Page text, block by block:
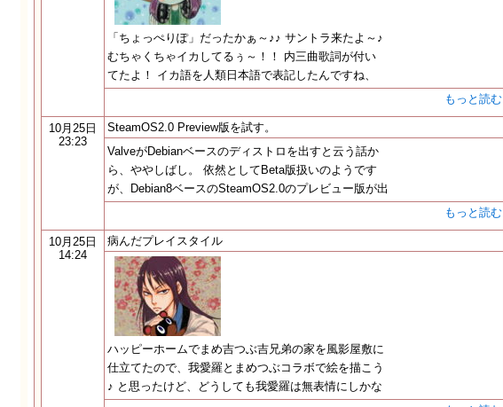
「ちょっぺりぽ」だったかぁ～♪♪ サントラ来たよ～♪
むちゃくちゃイカしてるぅ～！！ 内三曲歌詞が付い
てたよ！ イカ語を人類日本語で表記したんですね、
もっと読む
10月25日
23:23
SteamOS2.0 Preview版を試す。
ValveがDebianベースのディストロを出すと云う話か
ら、ややしばし。 依然としてBeta版扱いのようです
が、Debian8ベースのSteamOS2.0のプレビュー版が出
もっと読む
10月25日
14:24
病んだプレイスタイル
ハッピーホームでまめ吉つぶ吉兄弟の家を風影屋敷に
仕立てたので、我愛羅とまめつぶコラボで絵を描こう
♪ と思ったけど、どうしても我愛羅は無表情にしかな